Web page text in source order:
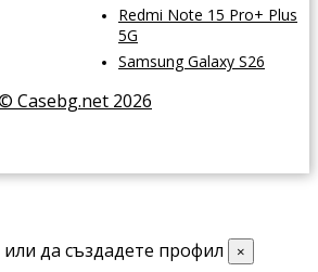
Redmi Note 15 Pro+ Plus
5G
Samsung Galaxy S26
Casebg.net 2026
да създадете профил ×